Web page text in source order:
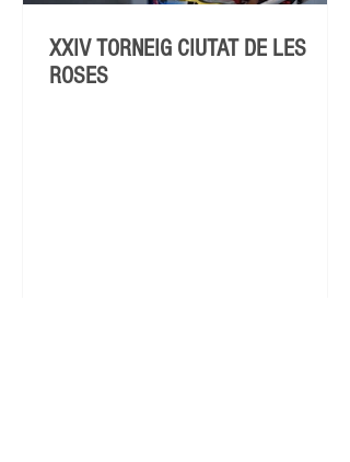
XXIV TORNEIG CIUTAT DE LES
ROSES